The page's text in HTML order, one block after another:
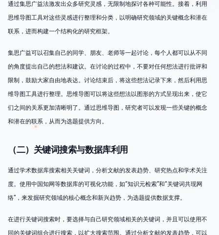
通过集思广益法激发出众多研究灵感，无限制地探讨各种可能性。接着，利用
思维导图工具对这些灵感进行整理和分类，以明确研究领域的关键概念和潜在
联系，进而构建一个结构化的研究框架。
集思广益可以召集自己的同学、朋友、老师等一起讨论，每个人都可以从不同
的角度提出自己的想法和建议。在讨论的过程中，不要对任何想法进行批评和
限制，鼓励大家自由地表达。讨论结束后，将这些想法记录下来，然后利用思
维导图工具进行整理。思维导图可以将这些想法以图形的方式呈现出来，使它
们之间的关系更加清晰明了。通过思维导图，研究者可以发现一些关键的概念
和潜在的联系，从而为选题提供方向。
（二）关键词搜索与数据库利用
通过学术数据库搜索相关关键词，分析文献的发表趋势、研究热点和学术关注
度。使用中国知网等数据库的可视化功能，如“知识元检索”和“关键词共现网
络”，来发掘研究领域的核心概念和新兴趋势，为选题提供数据支撑。
在进行关键词搜索时，要选择与自己研究领域相关的关键词，并且可以使用不
同的关键词组合进行搜索，以扩大搜索范围。通过分析文献的发表趋势，可以